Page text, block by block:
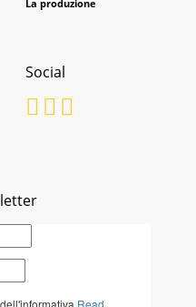
La produzione
Social